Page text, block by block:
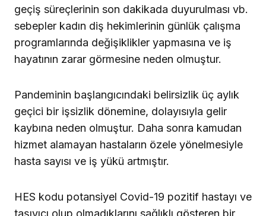
geçiş süreçlerinin son dakikada duyurulması vb.
sebepler kadın diş hekimlerinin günlük çalışma
programlarında değişiklikler yapmasına ve iş
hayatının zarar görmesine neden olmuştur.
Pandeminin başlangıcındaki belirsizlik üç aylık
geçici bir işsizlik dönemine, dolayısıyla gelir
kaybına neden olmuştur. Daha sonra kamudan
hizmet alamayan hastaların özele yönelmesiyle
hasta sayısı ve iş yükü artmıştır.
HES kodu potansiyel Covid-19 pozitif hastayı ve
taşıyıcı olup olmadıklarını sağlıklı gösteren bir